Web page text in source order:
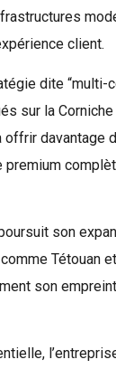
client.
dite “multi-
sur la
offrir
premium
son
Tétouan
son